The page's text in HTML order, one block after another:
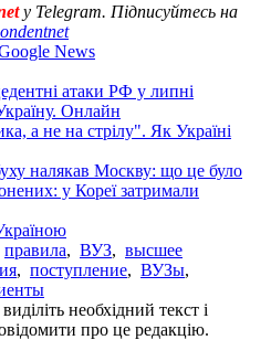
у Telegram. Підписуйтесь на
News
атаки РФ у липні
Онлайн
а не на стрілу". Як Україні
налякав Москву: що це було
у Кореї затримали
правила, ВУЗ, высшее
, поступление, ВУЗы,
необхідний текст і
про це редакцію.